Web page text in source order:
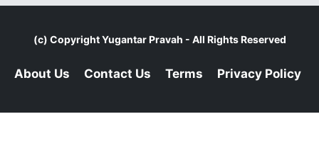
(c) CopyrightYugantar Pravah - All Rights Reserved
About Us Contact Us Terms Privacy Policy